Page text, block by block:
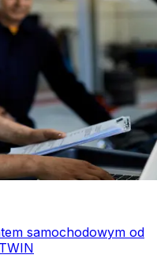
samochodowym od